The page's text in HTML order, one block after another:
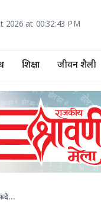
2026 at 00:32:44 PM
शिक्षा जीवन शैली